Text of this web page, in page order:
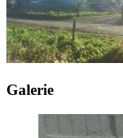
Galerie